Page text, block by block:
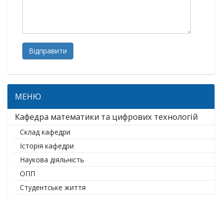
МЕНЮ
Кафедра математики та цифрових технологій
Склад кафедри
Історія кафедри
Наукова діяльність
ОПП
Студентське життя